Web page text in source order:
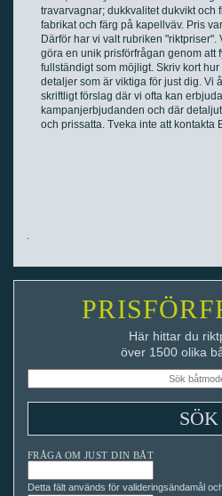
travarvagnar; dukkvalitet dukvikt och
fabrikat och färg på kapellväv. Pris
Därför har vi valt rubriken
göra en unik prisförfrågan genom att
fullständigt som möjligt. Skriv kort
detaljer som är viktiga för just dig. Vi
skriftligt förslag där vi ofta kan
kampanjerbjudanden och där
och prissatta. Tveka inte att kontakta
Här hittar du
över 1500 olika
FRÅGA OM JUST DIN BÅT
Detta fält används för valideringsändamål